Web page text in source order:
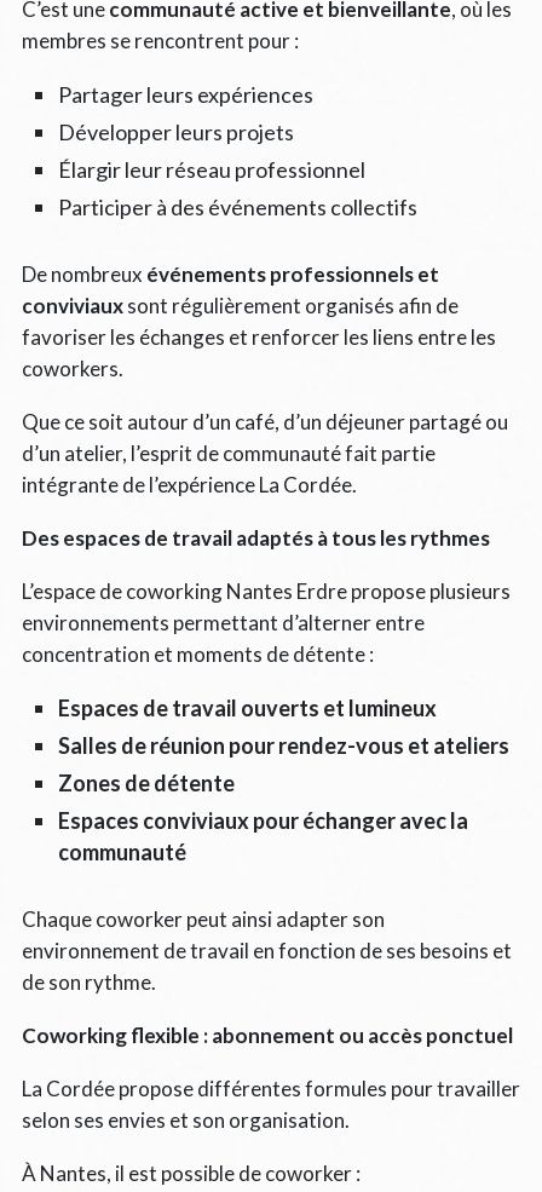
C’est unecommunauté active et bienveillante, où les
membres se rencontrent pour :
Partager leurs expériences
Développer leurs projets
Élargir leur réseau professionnel
Participer à des événements collectifs
De nombreux événements professionnels et
conviviauxsont régulièrement organisés afin de
favoriser les échanges et renforcer les liens entre les
coworkers.
Que ce soit autour d’un café, d’un déjeuner partagé ou
d’un atelier, l’esprit de communauté fait partie
intégrante de l’expérience La Cordée.
Des espaces de travail adaptés à tous les rythmes
L’espace de coworking Nantes Erdre propose plusieurs
environnements permettant d’alterner entre
concentration et moments de détente :
Espaces de travail ouverts et lumineux
Salles de réunion pour rendez-vous et ateliers
Zones de détente
Espaces conviviaux pour échanger avec la
communauté
Chaque coworker peut ainsi adapter son
environnement de travail en fonction de ses besoins et
de son rythme.
Coworking flexible : abonnement ou accès ponctuel
La Cordée propose différentes formules pour travailler
selon ses envies et son organisation.
À Nantes, il est possible de coworker :